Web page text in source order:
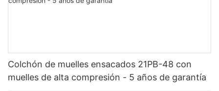
Colchón de muelles ensacados 21PB-48 con
muelles de alta compresión - 5 años de garantía